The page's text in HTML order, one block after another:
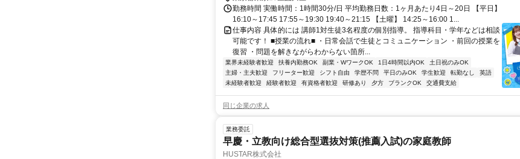
勤務時間 実働時間：1時間30分/日 平均勤務日数：1ヶ月あたり4日～20日 【平日】
16:10～17:45 17:55～19:30 19:40～21:15 【土曜】 14:25～16:00 1...
仕事内容 具体的には 講師1対生徒3名程度の個別指導。 指導科目・学年などは相談
可能です！ ■授業の流れ■ ・日常会話で生徒とコミュニケーション ・前回の授業を
復習 ・問題を解きながらわからない箇所...
業界未経験者歓迎 扶養内勤務OK 副業・WワークOK 1日4時間以内OK
土日祝のみOK
主婦・主夫歓迎
フリーター歓迎 シフト自由 学歴不問 平日のみOK 学生歓迎 転勤なし
英語
未経験者歓迎
経験者歓迎 有資格者歓迎 研修あり 夕方 ブランクOK 交通費支給
同じ企業の求人
業務委託
早慶・立教向け総合型選抜対策(推薦入試)の家庭教師
HUSTAR株式会社